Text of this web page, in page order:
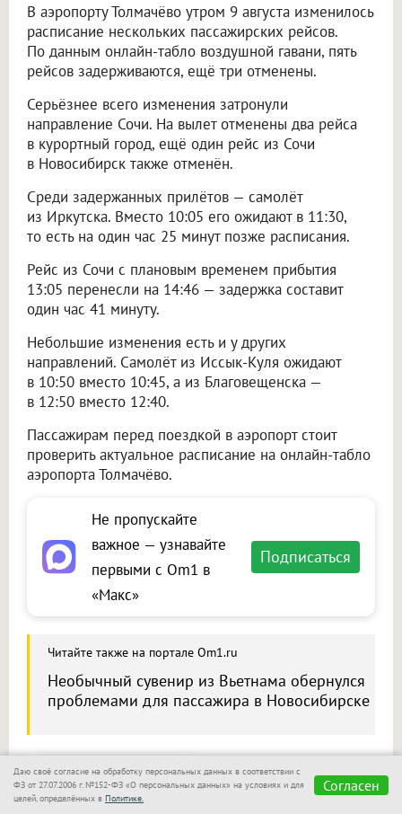
В аэропорту Толмачёво утром 9 августа изменилось
расписание нескольких пассажирских рейсов.
По данным онлайн-табло воздушной гавани, пять
рейсов задерживаются, ещё три отменены.
Серьёзнее всего изменения затронули
направление Сочи. На вылет отменены два рейса
в курортный город, ещё один рейс из Сочи
в Новосибирск также отменён.
Среди задержанных прилётов — самолёт
из Иркутска. Вместо 10:05 его ожидают в 11:30,
то есть на один час 25 минут позже расписания.
Рейс из Сочи с плановым временем прибытия
13:05 перенесли на 14:46 — задержка составит
один час 41 минуту.
Небольшие изменения есть и у других
направлений. Самолёт из Иссык-Куля ожидают
в 10:50 вместо 10:45, а из Благовещенска —
в 12:50 вместо 12:40.
Пассажирам перед поездкой в аэропорт стоит
проверить актуальное расписание на онлайн-табло
аэропорта Толмачёво.
Не пропускайте
важное — узнавайте
первыми с Om1 в
«Макс»
Подписаться
Читайте также на портале Om1.ru
Необычный сувенир из Вьетнама обернулся
проблемами для пассажира в Новосибирске
Сообщить новость
Даю своё согласие на обработку персональных данных в соответствии с
ФЗ от 27.07.2006 г. №152-ФЗ «О персональных данных» на условиях и для
целей, определённых в Политике.
Согласен